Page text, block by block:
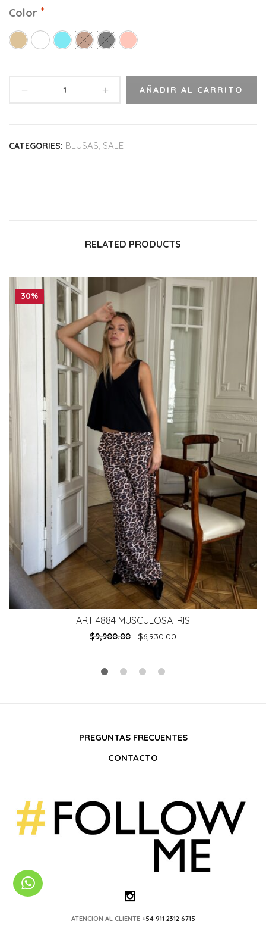
Color
AÑADIR AL CARRITO
CATEGORIES: BLUSAS, SALE
RELATED PRODUCTS
30%
ART 4884 MUSCULOSA IRIS
$9,900.00 $6,930.00
PREGUNTAS FRECUENTES
CONTACTO
ATENCION AL CLIENTE +54 911 2312 6715